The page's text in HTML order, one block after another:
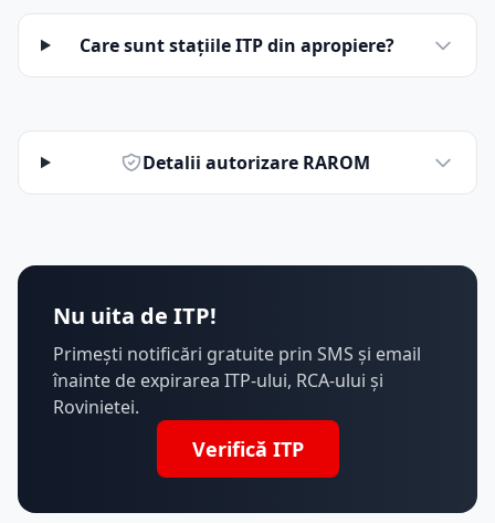
Care sunt stațiile ITP din apropiere?
Detalii autorizare RAROM
Nu uita de ITP!
Primești notificări gratuite prin SMS și email
înainte de expirarea ITP-ului, RCA-ului și
Rovinietei.
Verifică ITP